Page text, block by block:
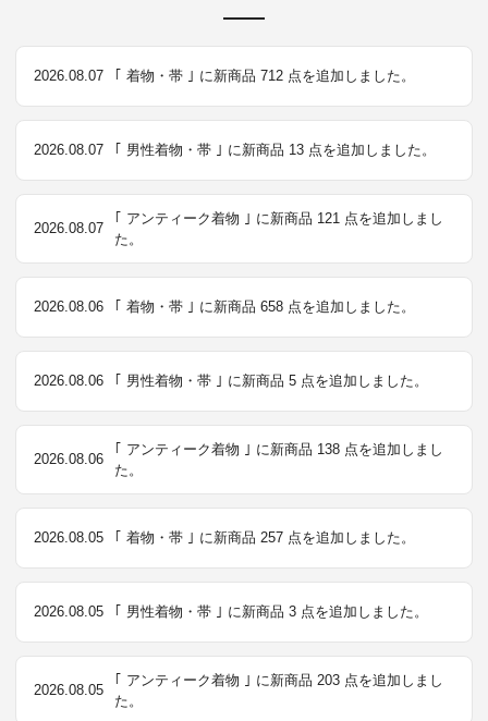
2026.08.07 ｢ 着物・帯 ｣ に新商品 712 点を追加しました。
2026.08.07 ｢ 男性着物・帯 ｣ に新商品 13 点を追加しました。
2026.08.07
｢ アンティーク着物 ｣ に新商品 121 点を追加しまし
た。
2026.08.06 ｢ 着物・帯 ｣ に新商品 658 点を追加しました。
2026.08.06 ｢ 男性着物・帯 ｣ に新商品 5 点を追加しました。
2026.08.06
｢ アンティーク着物 ｣ に新商品 138 点を追加しまし
た。
2026.08.05 ｢ 着物・帯 ｣ に新商品 257 点を追加しました。
2026.08.05 ｢ 男性着物・帯 ｣ に新商品 3 点を追加しました。
2026.08.05
｢ アンティーク着物 ｣ に新商品 203 点を追加しまし
た。